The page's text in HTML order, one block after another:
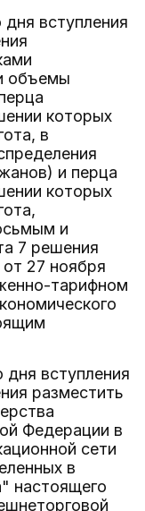
вступления
объемы
которых
в
и перца
которых
и
7 решения
27 ноября
тарифном
дня вступления
разместить
Федерации в
сети
в
настоящего